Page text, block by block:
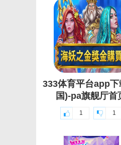
333体育平台app下
国)-pa旗舰厅首
1 1